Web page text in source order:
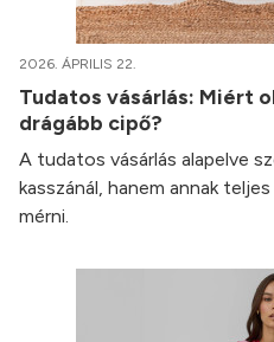
2026. ÁPRILIS 22.
Tudatos vásárlás: Miért
drágább cipő?
A tudatos vásárlás alapelve
kasszánál, hanem annak
mérni.